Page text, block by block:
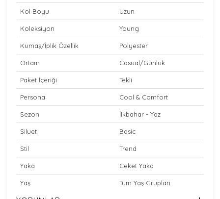
Kol Boyu Uzun
Koleksiyon Young
Kumaş/İplik Özellik Polyester
Ortam Casual/Günlük
Paket İçeriği Tekli
Persona Cool & Comfort
Sezon İlkbahar - Yaz
Siluet Basic
Stil Trend
Yaka Ceket Yaka
Yaş Tüm Yaş Grupları